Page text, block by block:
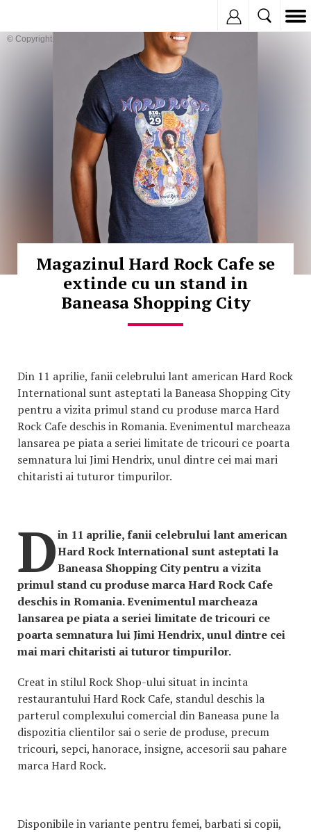
© Copyright:
Magazinul Hard Rock Cafe se
extinde cu un stand in
Baneasa Shopping City
Din 11 aprilie, fanii celebrului lant american Hard Rock
International sunt asteptati la Baneasa Shopping City
pentru a vizita primul stand cu produse marca Hard
Rock Cafe deschis in Romania. Evenimentul marcheaza
lansarea pe piata a seriei limitate de tricouri ce poarta
semnatura lui Jimi Hendrix, unul dintre cei mai mari
chitaristi ai tuturor timpurilor.
Din 11 aprilie, fanii celebrului lant american
Hard Rock International sunt asteptati la
Baneasa Shopping City pentru a vizita
primul stand cu produse marca Hard Rock Cafe
deschis in Romania. Evenimentul marcheaza
lansarea pe piata a seriei limitate de tricouri ce
poarta semnatura lui Jimi Hendrix, unul dintre cei
mai mari chitaristi ai tuturor timpurilor.
Creat in stilul Rock Shop-ului situat in incinta
restaurantului Hard Rock Cafe, standul deschis la
parterul complexului comercial din Baneasa pune la
dispozitia clientilor sai o serie de produse, precum
tricouri, sepci, hanorace, insigne, accesorii sau pahare
marca Hard Rock.
Disponibile in variante pentru femei, barbati si copii,